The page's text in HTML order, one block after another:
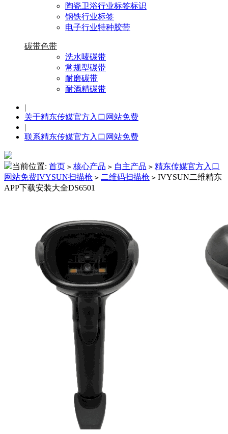
陶瓷卫浴行业标签标识
钢铁行业标签
电子行业特种胶带
碳带色带
洗水唛碳带
常规型碳带
耐磨碳带
耐酒精碳带
|
关于精东传媒官方入口网站免费
|
联系精东传媒官方入口网站免费
当前位置: 首页 > 核心产品 > 自主产品 > 精东传媒官方入口
网站免费IVYSUN扫描枪 > 二维码扫描枪 > IVYSUN二维精东
APP下载安装大全DS6501